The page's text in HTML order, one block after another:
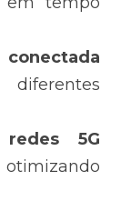
redes 5G